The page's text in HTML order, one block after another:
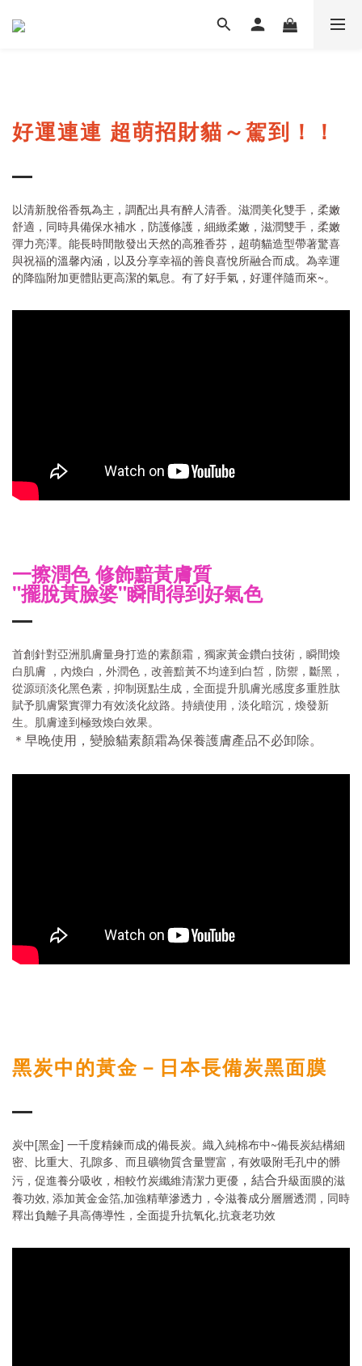
好運連連 超萌招財貓～駕到！！
以清新脫俗香氛為主，調配出具有醉人清香。滋潤美化雙手，柔嫩
舒適，同時具備保水補水，防護修護，細緻柔嫩，滋潤雙手，柔嫩
彈力亮澤。能長時間散發出天然的高雅香芬，超萌貓造型帶著驚喜
與祝福的溫馨內涵，以及分享幸福的善良喜悅所融合而成。為幸運
的降臨附加更體貼更高潔的氣息。有了好手氣，好運伴隨而來~。
一擦潤色 修飾黯黃膚質
"擺脫黃臉婆"瞬間得到好氣色
首創針對亞洲肌膚量身打造的素顏霜，獨家黃金鑽白技術，瞬間煥
白肌膚 ，內煥白，外潤色，改善黯黃不均達到白皙，防禦，斷黑，
從源頭淡化黑色素，抑制斑點生成，全面提升肌膚光感度多重胜肽
賦予肌膚緊實彈力有效淡化紋路。持續使用，淡化暗沉，煥發新
生。肌膚達到極致煥白效果。
＊早晚使用，變臉貓素顏霜為保養護膚產品不必卸除。
黑炭中的黃金－日本長備炭黑面膜
炭中[黑金] 一千度精鍊而成的備長炭。織入純棉布中~備長炭結構細
密、比重大、孔隙多、而且礦物質含量豐富，有效吸附毛孔中的髒
污，促進養分吸收，相較竹炭纖維清潔力更優 ，結合升級面膜的滋
養功效, 添加黃金金箔,加強精華滲透力，令滋養成分層層透潤，同時
釋出負離子具高傳導性，全面提升抗氧化,抗衰老功效